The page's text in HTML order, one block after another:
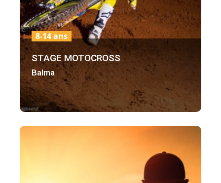
STAGE MOTOCROSS
Balma
8-14 ans